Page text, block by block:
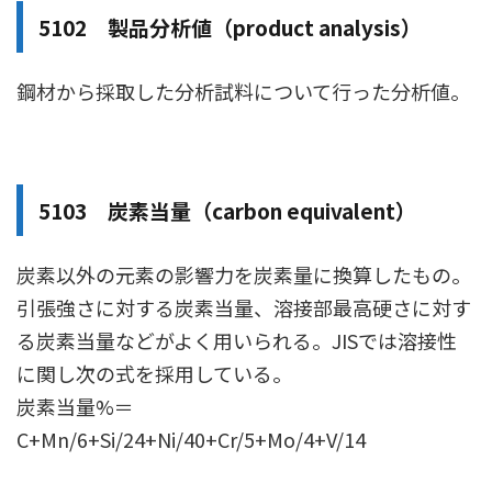
5102 製品分析値（product analysis）
鋼材から採取した分析試料について行った分析値。
5103 炭素当量（carbon equivalent）
炭素以外の元素の影響力を炭素量に換算したもの。
引張強さに対する炭素当量、溶接部最高硬さに対す
る炭素当量などがよく用いられる。JISでは溶接性
に関し次の式を採用している。
炭素当量%＝
C+Mn/6+Si/24+Ni/40+Cr/5+Mo/4+V/14